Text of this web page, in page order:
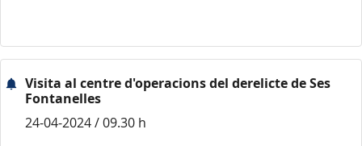
Visita al centre d'operacions del derelicte de Ses
Fontanelles
24-04-2024 / 09.30 h